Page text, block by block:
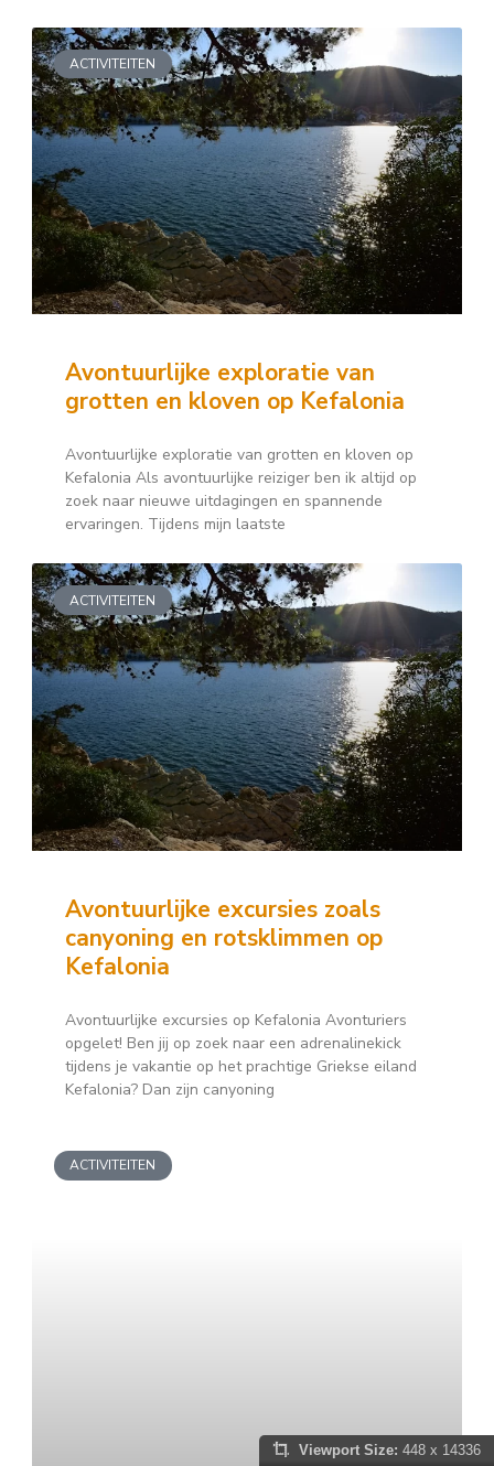
ACTIVITEITEN
Avontuurlijke exploratie van
grotten en kloven op Kefalonia
Avontuurlijke exploratie van grotten en kloven op
Kefalonia Als avontuurlijke reiziger ben ik altijd op
zoek naar nieuwe uitdagingen en spannende
ervaringen. Tijdens mijn laatste
ACTIVITEITEN
Avontuurlijke excursies zoals
canyoning en rotsklimmen op
Kefalonia
Avontuurlijke excursies op Kefalonia Avonturiers
opgelet! Ben jij op zoek naar een adrenalinekick
tijdens je vakantie op het prachtige Griekse eiland
Kefalonia? Dan zijn canyoning
ACTIVITEITEN
Viewport Size: 448 x 14336